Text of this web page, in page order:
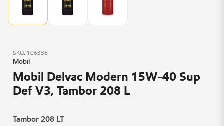
SKU: 106336
Mobil
Mobil Delvac Modern 15W-40 Sup
Def V3, Tambor 208 L
Tambor 208 LT